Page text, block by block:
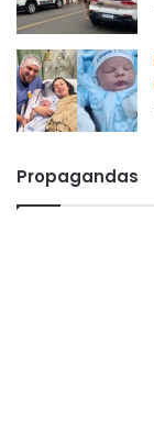
Propagandas